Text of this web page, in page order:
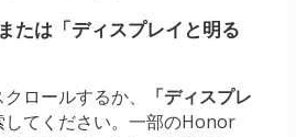
たは「ディスプレイと明る
ロールするか、
「ディスプレ
してください。一部のHonor